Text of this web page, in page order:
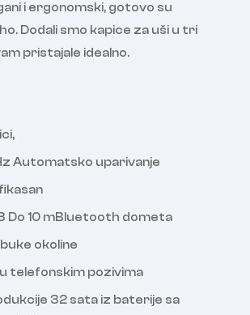
i ergonomski, gotovo su
Dodali smo kapice za uši u tri
pristajale idealno.
Automatsko uparivanje
Do 10 mBluetooth dometa
okoline
telefonskim pozivima
32 sata iz baterije sa